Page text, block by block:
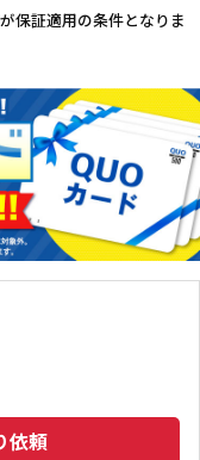
保証適用の条件となりま
依頼